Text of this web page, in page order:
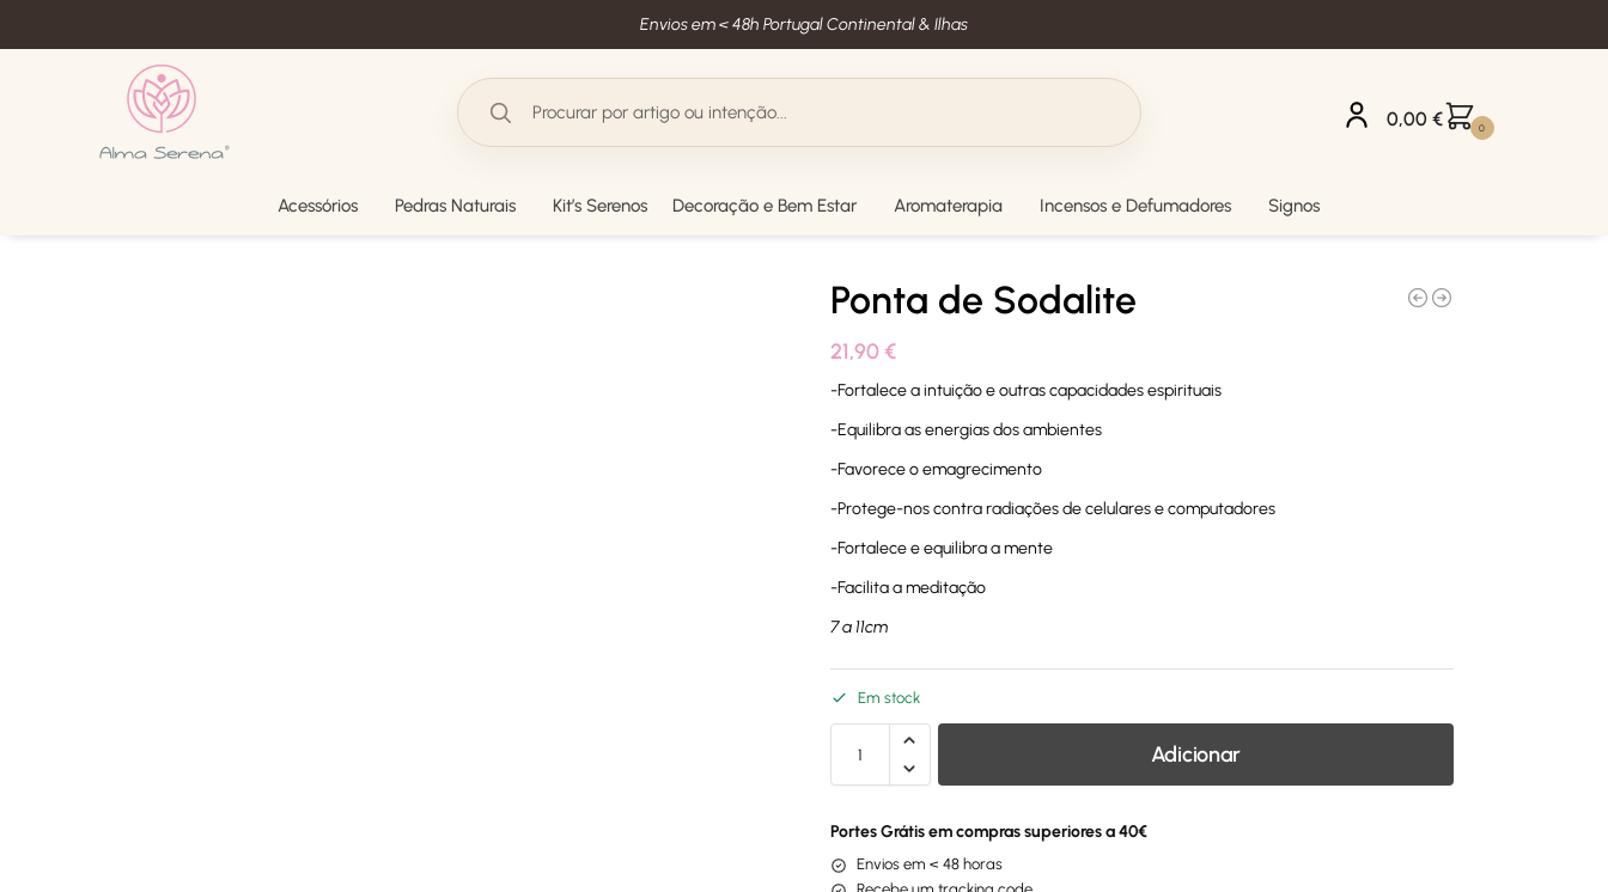
Envios em < 48h Portugal Continental & Ilhas
0,00 € 0
Acessórios Pedras Naturais Kit’s Serenos Decoração e Bem Estar Aromaterapia Incensos e Defumadores Signos
Ponta de Sodalite
21,90€
-Fortalece a intuição e outras capacidades espirituais
-Equilibra as energias dos ambientes
-Favorece o emagrecimento
-Protege-nos contra radiações de celulares e computadores
-Fortalece e equilibra a mente
-Facilita a meditação
7 a 11cm
Em stock
Adicionar
Portes Grátis em compras superiores a 40€
Envios em < 48 horas